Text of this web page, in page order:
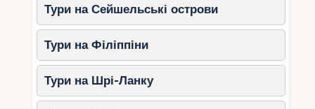
Для активного відпочинку та гарних
видів:Ніссі-Біч.
Для сімейного відпочинку:
Бей.
Для усамітнення та гармонії з
природою:Макронісос-Біч.
Тури на Сейшельські острови
Тури на Філіппіни
Тури на Шрі-Ланку